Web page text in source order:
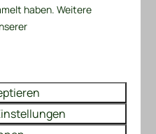
haben. Weitere